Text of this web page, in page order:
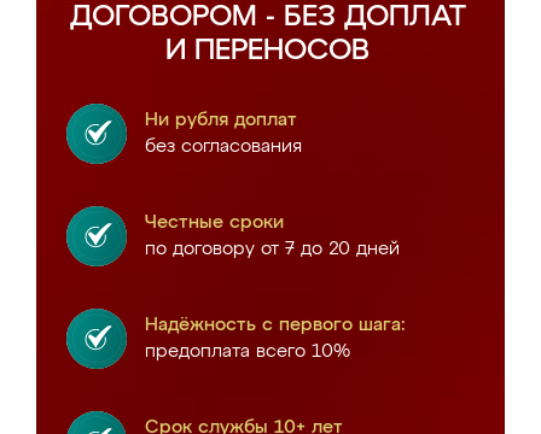
ДОГОВОРОМ - БЕЗ ДОПЛАТ
И ПЕРЕНОСОВ
Ни рубля доплат
без согласования
Честные сроки
по договору от 7 до 20 дней
Надёжность с первого шага:
предоплата всего 10%
Срок службы 10+ лет